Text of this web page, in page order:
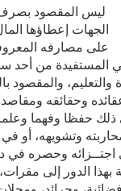
ليس المقصود بصرف
الجهات إعطاؤها
على مصارفه
المستفيدة من أحد
والمقصود
وحقائقه
ذلك حفظا وفهما وعلما
وتشويهه، أو
وحصره في
بهذا الدور إلى